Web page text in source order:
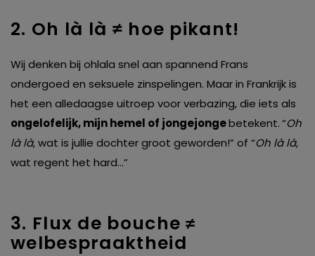
2. Oh là là ≠ hoe pikant!
Wij denken bij ohlala snel aan spannend Frans
ondergoed en seksuele zinspelingen. Maar in Frankrijk is
het een alledaagse uitroep voor verbazing, die iets als
ongelofelijk, mijn hemel of jongejongebetekent.“Oh
là là, wat is jullie dochter groot geworden!” of “Oh là là,
wat regent het hard…”
3. Flux de bouche≠
welbespraaktheid